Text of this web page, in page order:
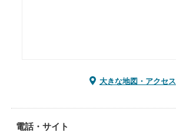
大きな地図・アクセス
電話・サイト